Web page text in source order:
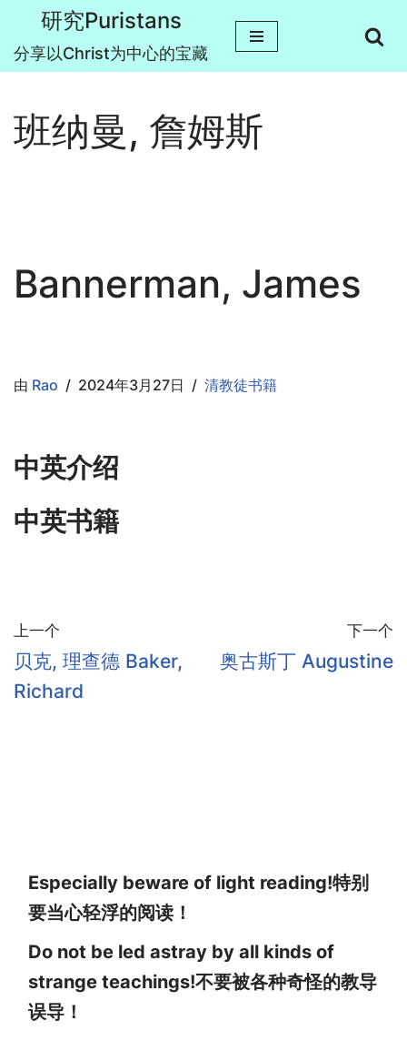
跳
正
文
研究Puristans
分享以Christ为中心的宝藏
班纳曼, 詹姆斯
Bannerman, James
由 Rao 2024年3月27日 清教徒书籍
中英介绍
中英书籍
上一个
贝克, 理查德 Baker,
Richard
下一个
奥古斯丁 Augustine
Especially beware of light reading!特别
要当心轻浮的阅读！
Do not be led astray by all kinds of
strange teachings!不要被各种奇怪的教导
误导！